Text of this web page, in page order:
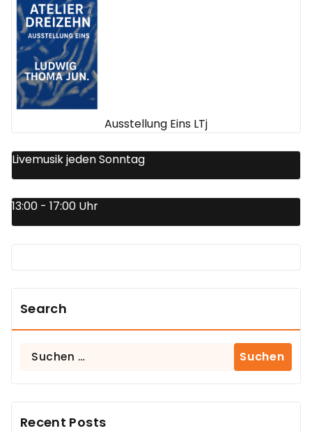
Ausstellung Eins LTj
Livemusik jeden Sonntag
13:00 - 17:00 Uhr
Search
Suchen
Recent Posts